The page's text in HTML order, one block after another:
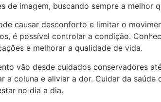
de imagem, buscando sempre a melhor
causar desconforto e limitar o
é possível controlar a condição.
e melhorar a qualidade de vida.
vão desde cuidados conservadores
a coluna e aliviar a dor. Cuidar da saúde
no dia a dia.